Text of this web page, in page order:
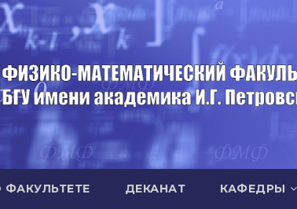
ФАКУЛЬТЕТЕ ДЕКАНАТ КАФЕДРЫ